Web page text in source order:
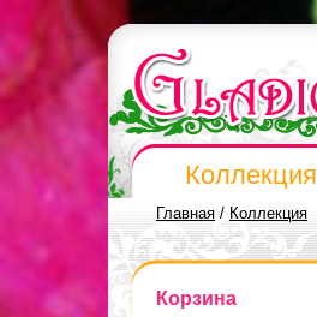
Коллекция
Главная / Коллекция
Корзина